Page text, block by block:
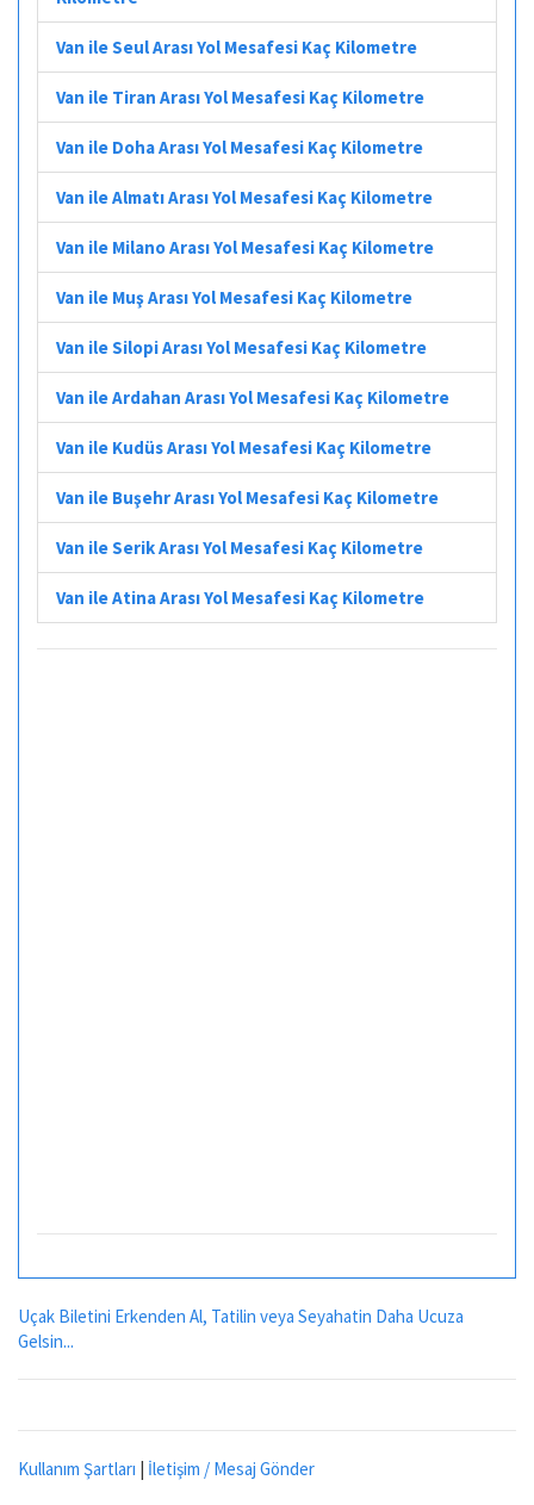
Van ile Seul Arası Yol Mesafesi Kaç Kilometre
Van ile Tiran Arası Yol Mesafesi Kaç Kilometre
Van ile Doha Arası Yol Mesafesi Kaç Kilometre
Van ile Almatı Arası Yol Mesafesi Kaç Kilometre
Van ile Milano Arası Yol Mesafesi Kaç Kilometre
Van ile Muş Arası Yol Mesafesi Kaç Kilometre
Van ile Silopi Arası Yol Mesafesi Kaç Kilometre
Van ile Ardahan Arası Yol Mesafesi Kaç Kilometre
Van ile Kudüs Arası Yol Mesafesi Kaç Kilometre
Van ile Buşehr Arası Yol Mesafesi Kaç Kilometre
Van ile Serik Arası Yol Mesafesi Kaç Kilometre
Van ile Atina Arası Yol Mesafesi Kaç Kilometre
Uçak Biletini Erkenden Al, Tatilin veya Seyahatin Daha Ucuza
Gelsin...
Kullanım Şartları | İletişim / Mesaj Gönder